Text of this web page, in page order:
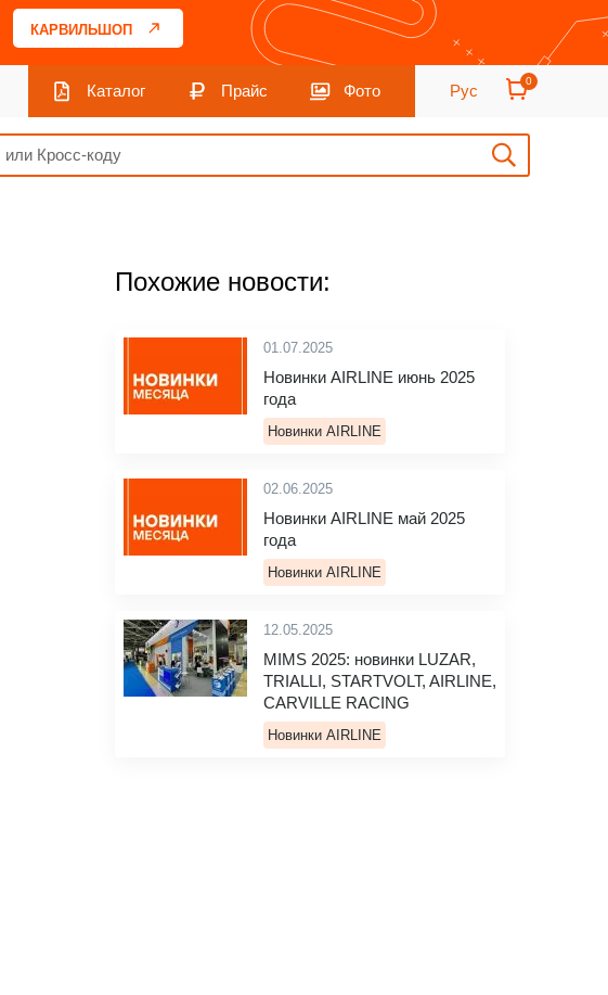
КАРВИЛЬШОП
Каталог Прайс Фото Рус
0
Похожие новости:
01.07.2025
Новинки AIRLINE июнь 2025
года
Новинки AIRLINE
02.06.2025
Новинки AIRLINE май 2025
года
Новинки AIRLINE
12.05.2025
MIMS 2025: новинки LUZAR,
TRIALLI, STARTVOLT, AIRLINE,
CARVILLE RACING
Новинки AIRLINE